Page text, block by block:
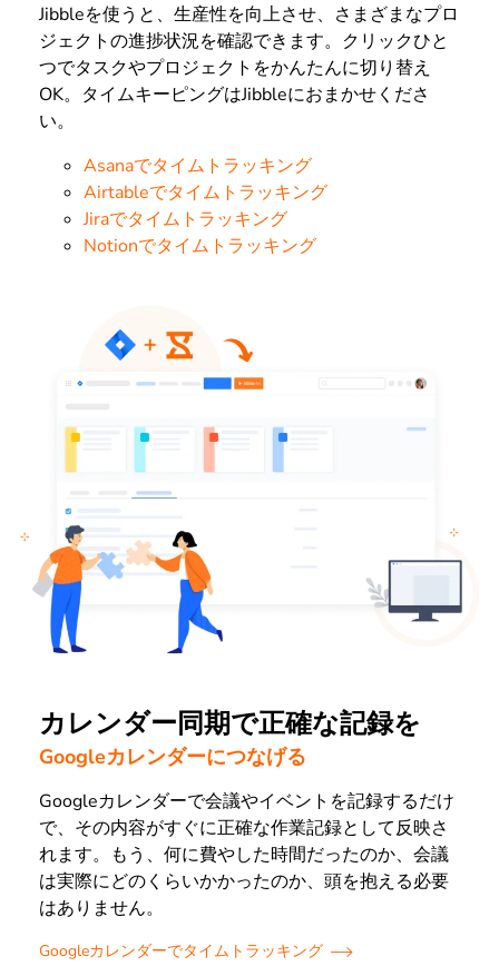
Jibbleを使うと、生産性を向上させ、さまざまなプロ
ジェクトの進捗状況を確認できます。クリックひと
つでタスクやプロジェクトをかんたんに切り替え
OK。タイムキーピングはJibbleにおまかせくださ
い。
Asanaでタイムトラッキング
Airtableでタイムトラッキング
Jiraでタイムトラッキング
Notionでタイムトラッキング
カレンダー同期で正確な記録を
Googleカレンダーにつなげる
Googleカレンダーで会議やイベントを記録するだけ
で、その内容がすぐに正確な作業記録として反映さ
れます。もう、何に費やした時間だったのか、会議
は実際にどのくらいかかったのか、頭を抱える必要
はありません。
Googleカレンダーでタイムトラッキング